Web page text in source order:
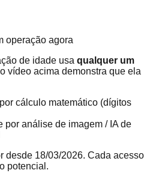
operação agora
de idade usa qualquer um
vídeo acima demonstra que ela
cálculo matemático (dígitos
por análise de imagem / IA de
desde 18/03/2026. Cada acesso
potencial.